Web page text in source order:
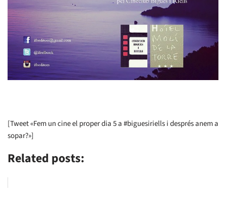
[Tweet «Fem un cine el proper dia 5 a #biguesiriells i després anem a
sopar?»]
Related posts: